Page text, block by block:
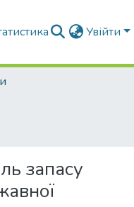
Увійти
запасу